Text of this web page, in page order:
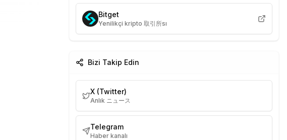
Bitget
Yenilikçi kripto 取引所sı
Bizi Takip Edin
X (Twitter)
Anlık ニュース
Telegram
Haber kanalı